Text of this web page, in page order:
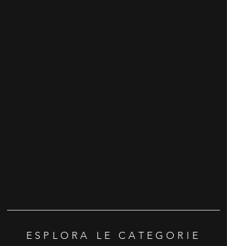
ESPLORA LE CATEGORIE